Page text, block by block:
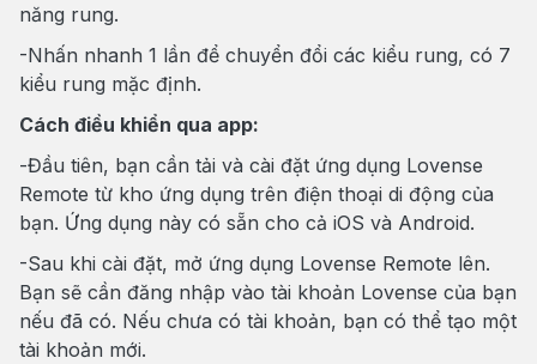
năng rung.
-Nhấn nhanh 1 lần để chuyển đổi các kiểu rung, có 7
kiểu rung mặc định.
Cách điều khiển qua app:
-Đầu tiên, bạn cần tải và cài đặt ứng dụng Lovense
Remote từ kho ứng dụng trên điện thoại di động của
bạn. Ứng dụng này có sẵn cho cả iOS và Android.
-Sau khi cài đặt, mở ứng dụng Lovense Remote lên.
Bạn sẽ cần đăng nhập vào tài khoản Lovense của bạn
nếu đã có. Nếu chưa có tài khoản, bạn có thể tạo một
tài khoản mới.